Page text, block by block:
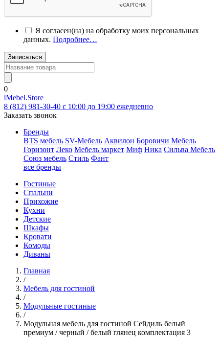
Я согласен(на) на обработку моих персональных
данных. Подробнее…
Записаться
0
iMebel.Store
8 (812) 981-30-40 c 10:00 до 19:00 ежедневно
Заказать звонок
Бренды
BTS мебель SV-Мебель Аквилон Боровичи Мебель
Горизонт Леко Мебель маркет Миф Ника Сильва Мебель
Союз мебель Стиль Фант
все бренды
Гостиные
Спальни
Прихожие
Кухни
Детские
Шкафы
Кровати
Комоды
Диваны
Главная
/
Мебель для гостиной
/
Модульные гостиные
/
Модульная мебель для гостиной Сейдиль белый
премиум / черный / белый глянец комплектация 3